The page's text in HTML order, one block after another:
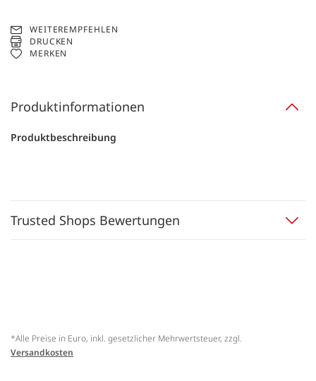
WEITEREMPFEHLEN
DRUCKEN
MERKEN
Produktinformationen
Produktbeschreibung
Trusted Shops Bewertungen
*Alle Preise in Euro, inkl. gesetzlicher Mehrwertsteuer, zzgl.
Versandkosten